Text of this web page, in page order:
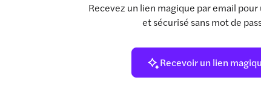
Recevez un lien magique par email pour
et sécurisé sans mot de
Recevoir un lien